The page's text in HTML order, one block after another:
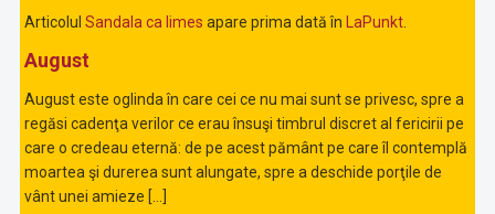
Articolul Sandala ca limes apare prima dată în LaPunkt.
August
August este oglinda în care cei ce nu mai sunt se privesc, spre a
regăsi cadenţa verilor ce erau însuşi timbrul discret al fericirii pe
care o credeau eternă: de pe acest pământ pe care îl contemplă
moartea şi durerea sunt alungate, spre a deschide porţile de
vânt unei amieze […]